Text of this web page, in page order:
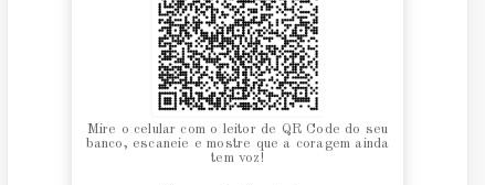
Mire o celular com o leitor de QR Code do seu
banco, escaneie e mostre que a coragem ainda
tem voz!